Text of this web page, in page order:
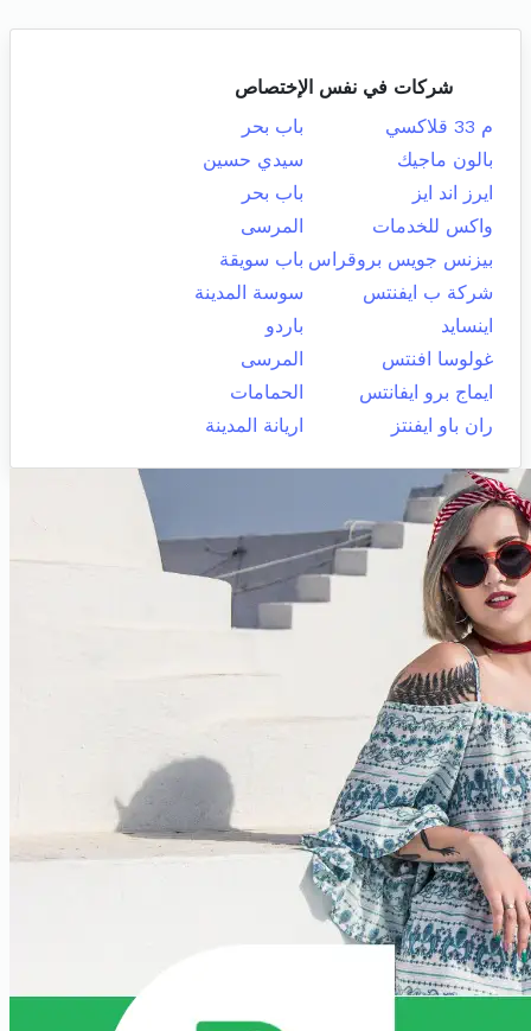
شركات في نفس الإختصاص
م 33 قلاكسي
باب بحر
بالون ماجيك
سيدي حسين
ايرز اند ايز
باب بحر
واكس للخدمات
المرسى
بيزنس جويس بروقراس باب سويقة
شركة ب ايفنتس
سوسة المدينة
اينسايد
باردو
غولوسا افنتس
المرسى
ايماج برو ايفانتس
الحمامات
ران باو ايفنتز
اريانة المدينة